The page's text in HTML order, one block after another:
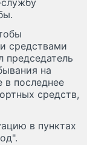
средствами
на
в последнее
средств,
в пунктах